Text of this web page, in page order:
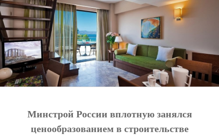
Минстрой России вплотную занялся
ценообразованием в строительстве